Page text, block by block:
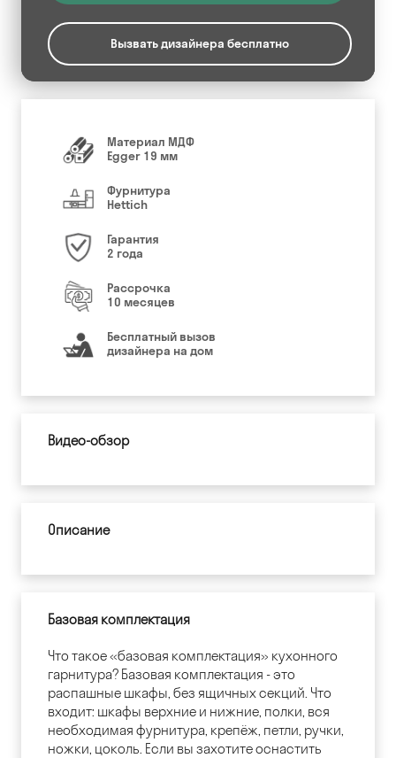
Вызвать дизайнера бесплатно
Материал МДФ
Egger 19 мм
Фурнитура
Hettich
Гарантия
2 года
Рассрочка
10 месяцев
Бесплатный вызов
дизайнера на дом
Видео-обзор
Описание
Базовая комплектация
Что такое «базовая комплектация» кухонного
гарнитура? Базовая комплектация - это
распашные шкафы, без ящичных секций. Что
входит: шкафы верхние и нижние, полки, вся
необходимая фурнитура, крепёж, петли, ручки,
ножки, цоколь. Если вы захотите оснастить